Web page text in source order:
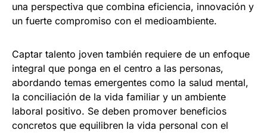
una perspectiva que combina eficiencia, innovación y
un fuerte compromiso con el medioambiente.
Captar talento joven también requiere de un enfoque
integral que ponga en el centro a las personas,
abordando temas emergentes como la salud mental,
la conciliación de la vida familiar y un ambiente
laboral positivo. Se deben promover beneficios
concretos que equilibren la vida personal con el